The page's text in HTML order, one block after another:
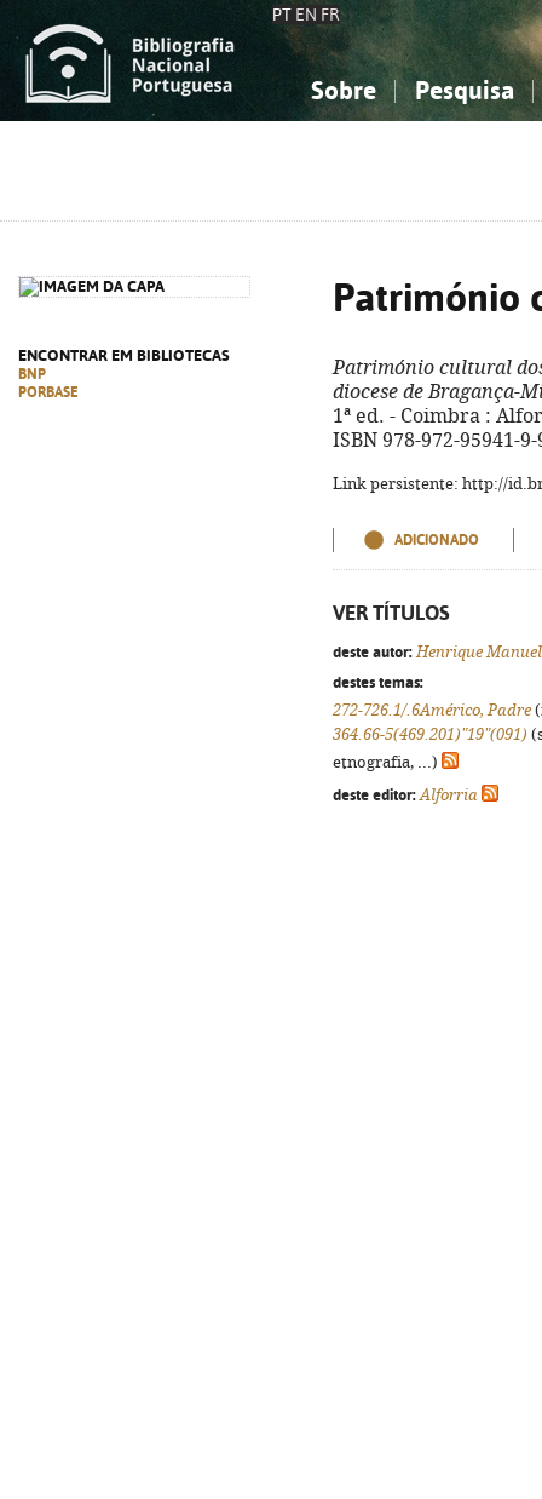
PT EN FR
Sobre Pesquisa
ENCONTRAR EM BIBLIOTECAS
BNP
PORBASE
Património
Património cultural
diocese de Bragança-
1ª ed. - Coimbra :
ISBN 978-972-95941-9-
Link persistente: http://
ADICIONADO
VER TÍTULOS
deste autor: Henrique
destes temas:
272-726.1/.6Américo, Padre
364.66-5(469.201)"19"(091)
etnografia, ...)
deste editor: Alforria